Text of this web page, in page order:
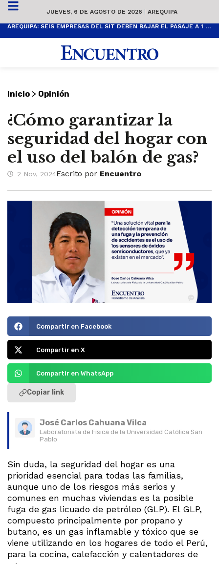
JUEVES, 6 DE AGOSTO DE 2026 | AREQUIPA
AREQUIPA: SEIS EMPRESAS DEL SIT DEBEN BAJAR EL PASAJE A 1 SOL
Inicio > Opinión
¿Cómo garantizar la
seguridad del hogar con
el uso del balón de gas?
2 Nov, 2024Escrito por Encuentro
Compartir en Facebook
Compartir en X
Compartir en WhatsApp
Copiar link
José Carlos Cahuana Vilca
Laboratorista de Física de la Universidad Católica San
Pablo
Sin duda, la seguridad del hogar es una
prioridad esencial para todas las familias,
aunque uno de los riesgos más serios y
comunes en muchas viviendas es la posible
fuga de gas licuado de petróleo (GLP). El GLP,
compuesto principalmente por propano y
butano, es un gas inflamable y tóxico que se
viene utilizando en los hogares de todo el Perú,
para la cocina, calefacción y calentadores de